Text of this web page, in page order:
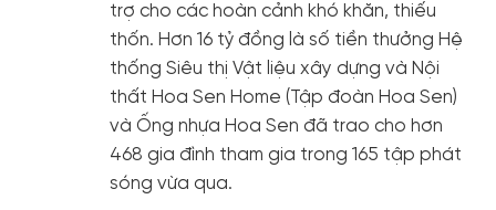
trợ cho các hoàn cảnh khó khăn, thiếu
thốn. Hơn 16 tỷ đồng là số tiền thưởng Hệ
thống Siêu thị Vật liệu xây dựng và Nội
thất Hoa Sen Home (Tập đoàn Hoa Sen)
và Ống nhựa Hoa Sen đã trao cho hơn
468 gia đình tham gia trong 165 tập phát
sóng vừa qua.